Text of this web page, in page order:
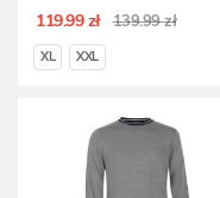
119.99 zł 139.99 zł
XL XXL